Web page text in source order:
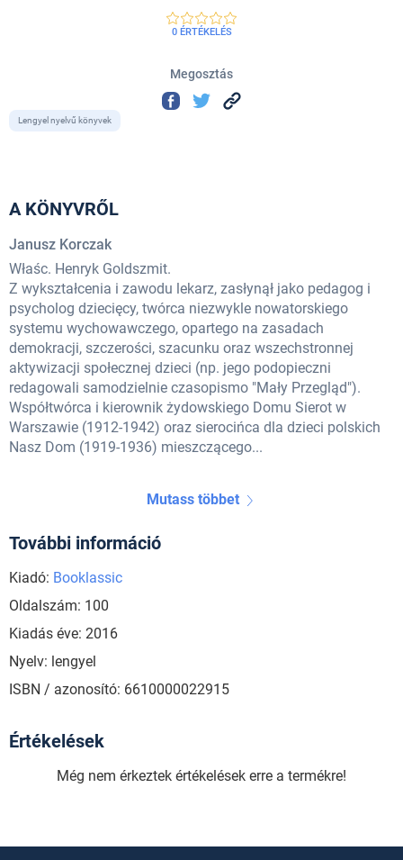
0 ÉRTÉKELÉS
Megosztás
Lengyel nyelvű könyvek
A KÖNYVRŐL
Janusz Korczak
Właśc. Henryk Goldszmit.
Z wykształcenia i zawodu lekarz, zasłynął jako pedagog i
psycholog dziecięcy, twórca niezwykle nowatorskiego
systemu wychowawczego, opartego na zasadach
demokracji, szczerości, szacunku oraz wszechstronnej
aktywizacji społecznej dzieci (np. jego podopieczni
redagowali samodzielnie czasopismo "Mały Przegląd").
Współtwórca i kierownik żydowskiego Domu Sierot w
Warszawie (1912-1942) oraz sierocińca dla dzieci polskich
Nasz Dom (1919-1936) mieszczącego...
Mutass többet
További információ
Kiadó: Booklassic
Oldalszám: 100
Kiadás éve: 2016
Nyelv: lengyel
ISBN / azonosító: 6610000022915
Értékelések
Még nem érkeztek értékelések erre a termékre!